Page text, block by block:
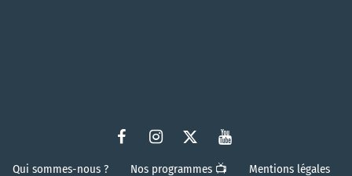
Qui sommes-nous ? Nos programmes 📺 Mentions légales